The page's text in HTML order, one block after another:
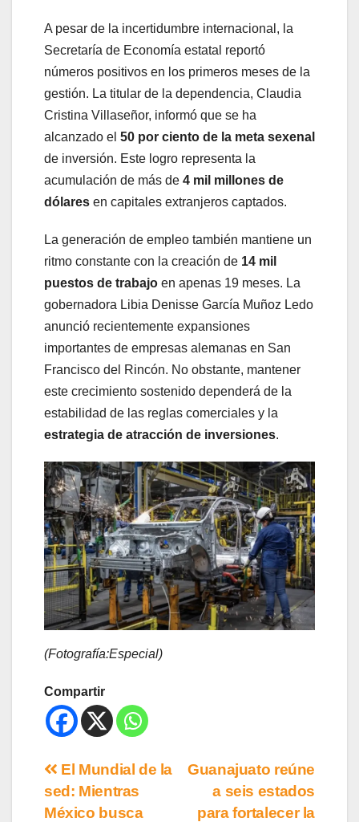
A pesar de la incertidumbre internacional, la
Secretaría de Economía estatal reportó
números positivos en los primeros meses de la
gestión. La titular de la dependencia, Claudia
Cristina Villaseñor, informó que se ha
alcanzado el 50 por ciento de la meta sexenal
de inversión. Este logro representa la
acumulación de más de 4 mil millones de
dólares en capitales extranjeros captados.
La generación de empleo también mantiene un
ritmo constante con la creación de 14 mil
puestos de trabajo en apenas 19 meses. La
gobernadora Libia Denisse García Muñoz Ledo
anunció recientemente expansiones
importantes de empresas alemanas en San
Francisco del Rincón. No obstante, mantener
este crecimiento sostenido dependerá de la
estabilidad de las reglas comerciales y la
estrategia de atracción de inversiones.
(Fotografía:Especial)
Compartir
Guanajuato reúne
a seis estados
para fortalecer la
El Mundial de la
sed: Mientras
México busca